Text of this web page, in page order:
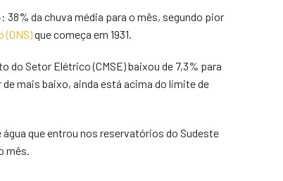
da chuva média para o mês, segundo pior
(ONS)que começa em 1931.
do Setor Elétrico (CMSE) baixou de 7,3% para
mais baixo, ainda está acima do limite de
água que entrou nos reservatórios do Sudeste
mês.